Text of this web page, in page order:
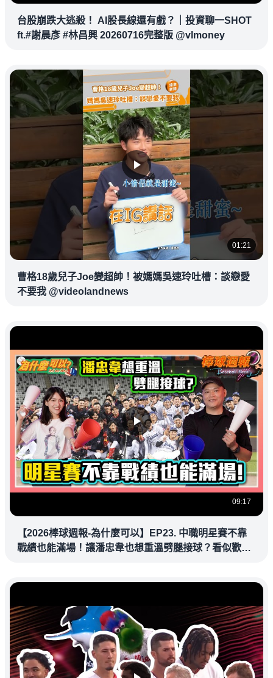
台股崩跌大逃殺！ AI股長線還有戲？｜投資聊一SHOT
ft.#謝晨彥 #林昌興 20260716完整版 @vlmoney
01:21
曹格18歲兒子Joe變超帥！被媽媽吳速玲吐槽：談戀愛
不要我 @videolandnews
09:17
【2026棒球週報-為什麼可以】EP23. 中職明星賽不靠
戰績也能滿場！讓潘忠韋也想重溫劈腿接球？看似歡樂